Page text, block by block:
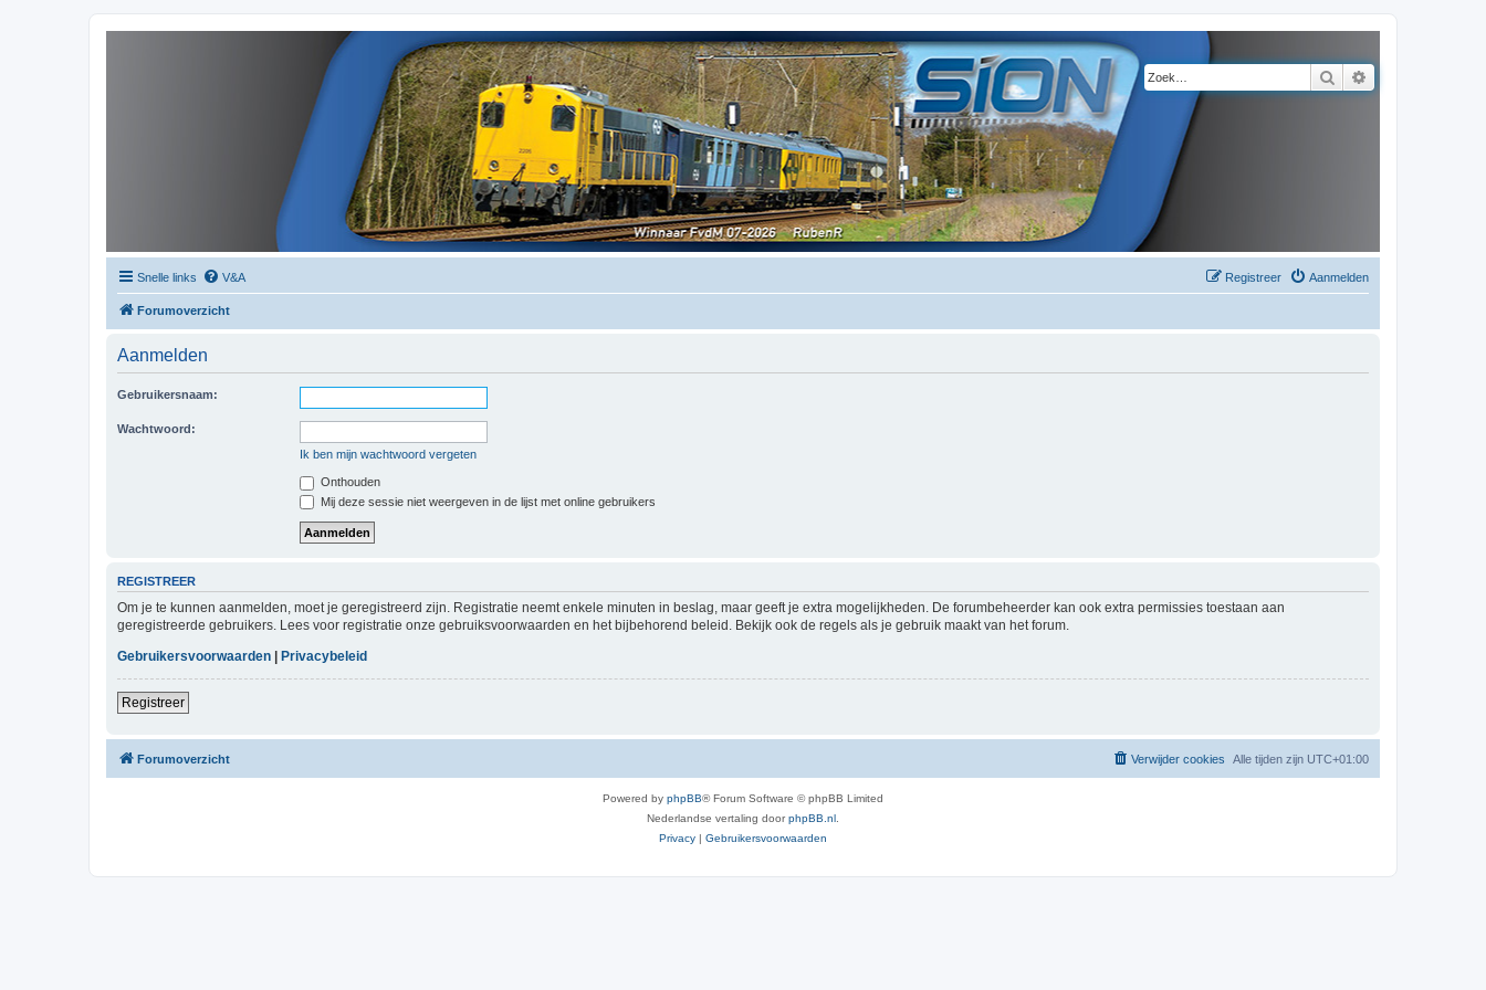
Zoek
Snelle links V&A Aanmelden
Registreer
Forumoverzicht
Aanmelden
Gebruikersnaam:
Wachtwoord:
Ik ben mijn wachtwoord vergeten
Onthouden
Mij deze sessie niet weergeven in de lijst met online gebruikers
REGISTREER
Om je te kunnen aanmelden, moet je geregistreerd zijn. Registratie neemt enkele minuten in beslag, maar geeft je extra mogelijkheden. De forumbeheerder kan ook extra permissies toestaan aan
geregistreerde gebruikers. Lees voor registratie onze gebruiksvoorwaarden en het bijbehorend beleid. Bekijk ook de regels als je gebruik maakt van het forum.
Gebruikersvoorwaarden | Privacybeleid
Registreer
Forumoverzicht Alle tijden zijn UTC+01:00
Verwijder cookies
Powered by phpBB® Forum Software © phpBB Limited
Nederlandse vertaling doorphpBB.nl
Privacy | Gebruikersvoorwaarden